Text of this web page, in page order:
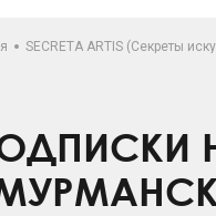
SECRETA ARTIS (Секреты